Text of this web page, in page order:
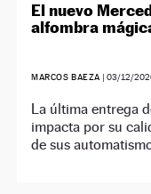
El nuevo
alfombra
MARCOS BAEZA |03/12/
La última entrega
impacta por su
de sus